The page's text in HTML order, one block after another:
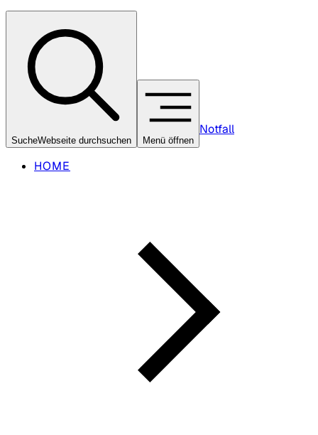
SucheWebseite durchsuchen Menü öffnen
Notfall
HOME